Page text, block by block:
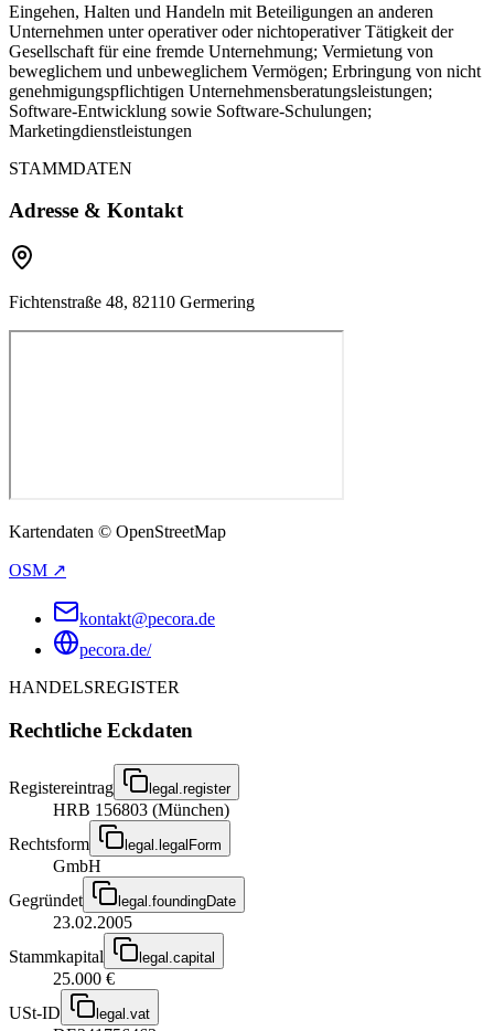
Eingehen, Halten und Handeln mit Beteiligungen an anderen
Unternehmen unter operativer oder nichtoperativer Tätigkeit der
Gesellschaft für eine fremde Unternehmung; Vermietung von
beweglichem und unbeweglichem Vermögen; Erbringung von nicht
genehmigungspflichtigen Unternehmensberatungsleistungen;
Software-Entwicklung sowie Software-Schulungen;
Marketingdienstleistungen
STAMMDATEN
Adresse & Kontakt
Fichtenstraße 48, 82110 Germering
Kartendaten © OpenStreetMap
OSM ↗
kontakt@pecora.de
pecora.de/
HANDELSREGISTER
Rechtliche Eckdaten
Registereintrag legal.register
HRB 156803 (München)
Rechtsform
legal.legalForm
GmbH
Gegründet
legal.foundingDate
23.02.2005
Stammkapital
legal.capital
25.000 €
USt-ID
legal.vat